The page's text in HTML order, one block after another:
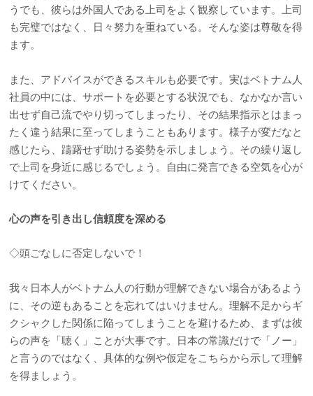
うでも、彼らは外国人である上司をよく観察しています。上司
も完璧ではなく、日々努力を重ねている。そんな姿は尊敬を得
ます。
また、アドバイスができるスキルも必要です。実はベトナム人
社員の中には、サポートを必要とする状況でも、なかなか言い
出せず自己流でやり切ってしまったり、その結果指示とはまっ
たく違う結果に至ってしまうこともあります。様子が変だなと
感じたら、躊躇せず助ける姿勢を示しましょう。その繰り返し
で上司を身近に感じるでしょう。自由に発言できる空気を心が
けてください。
心の声を引き出し信頼度を深める
◇頭ごなしに否定しないで！
我々日本人がベトナム人の行動が理解できない場合があるよう
に、その逆もあることを忘れてはいけません。理解不足からギ
クシャクした関係に陥ってしまうことを避けるため、まずは彼
らの声を「聴く」ことが大事です。日本の常識だけで「ノー」
と言うのではなく、具体的な例や仮定をこちらから示して理解
を得ましょう。